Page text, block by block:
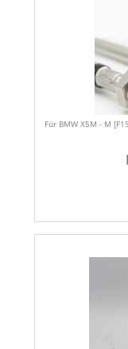
Für BMW X5M - M